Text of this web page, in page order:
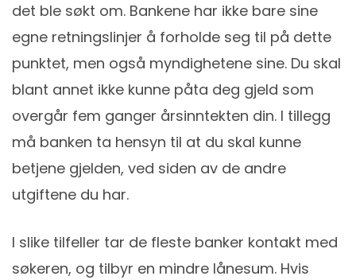
det ble søkt om. Bankene har ikke bare sine
egne retningslinjer å forholde seg til på dette
punktet, men også myndighetene sine. Du skal
blant annet ikke kunne påta deg gjeld som
overgår fem ganger årsinntekten din. I tillegg
må banken ta hensyn til at du skal kunne
betjene gjelden, ved siden av de andre
utgiftene du har.
I slike tilfeller tar de fleste banker kontakt med
søkeren, og tilbyr en mindre lånesum. Hvis